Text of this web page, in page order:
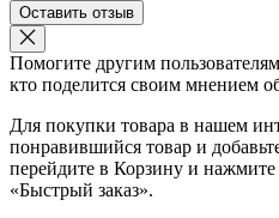
Оставить отзыв
Помогите другим
кто поделится своим мнением
Для покупки товара в нашем
понравившийся товар и
перейдите в Корзину и
«Быстрый заказ».